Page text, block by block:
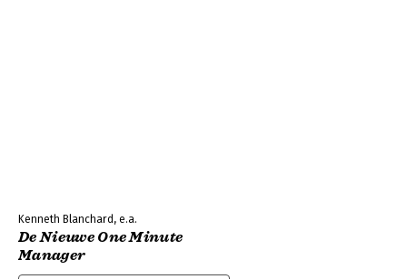
Kenneth Blanchard, e.a.
De Nieuwe One Minute
Manager